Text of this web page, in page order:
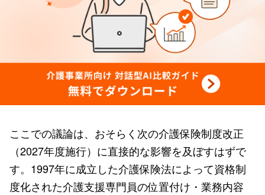
ここでの議論は、おそらく次の介護保険制度改正
（2027年度施行）に直接的な影響を及ぼすはずで
す。1997年に成立した介護保険法によって資格制
度化された介護支援専門員の位置付け・業務内容